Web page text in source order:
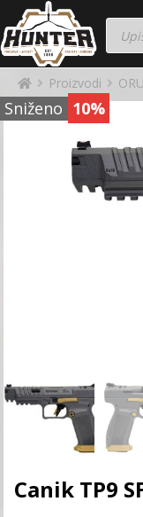
Proizvodi
Sniženo 10%
Canik TP9